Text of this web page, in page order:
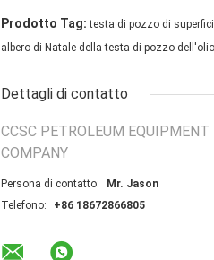
Prodotto Tag: testa di pozzo di
albero di Natale della testa di pozzo dell'olio
Dettagli di contatto
CCSC PETROLEUM
COMPANY
Persona di contatto:
Mr. Jason
Telefono:
+86 18672866805